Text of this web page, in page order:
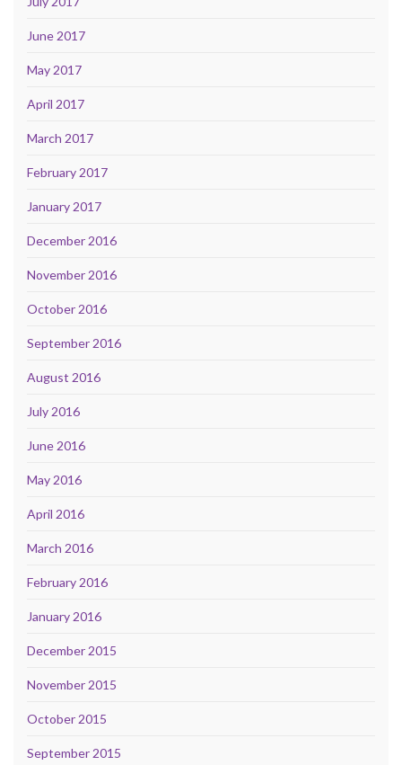
June 2017
May 2017
April 2017
March 2017
February 2017
January 2017
December 2016
November 2016
October 2016
September 2016
August 2016
July 2016
June 2016
May 2016
April 2016
March 2016
February 2016
January 2016
December 2015
November 2015
October 2015
September 2015